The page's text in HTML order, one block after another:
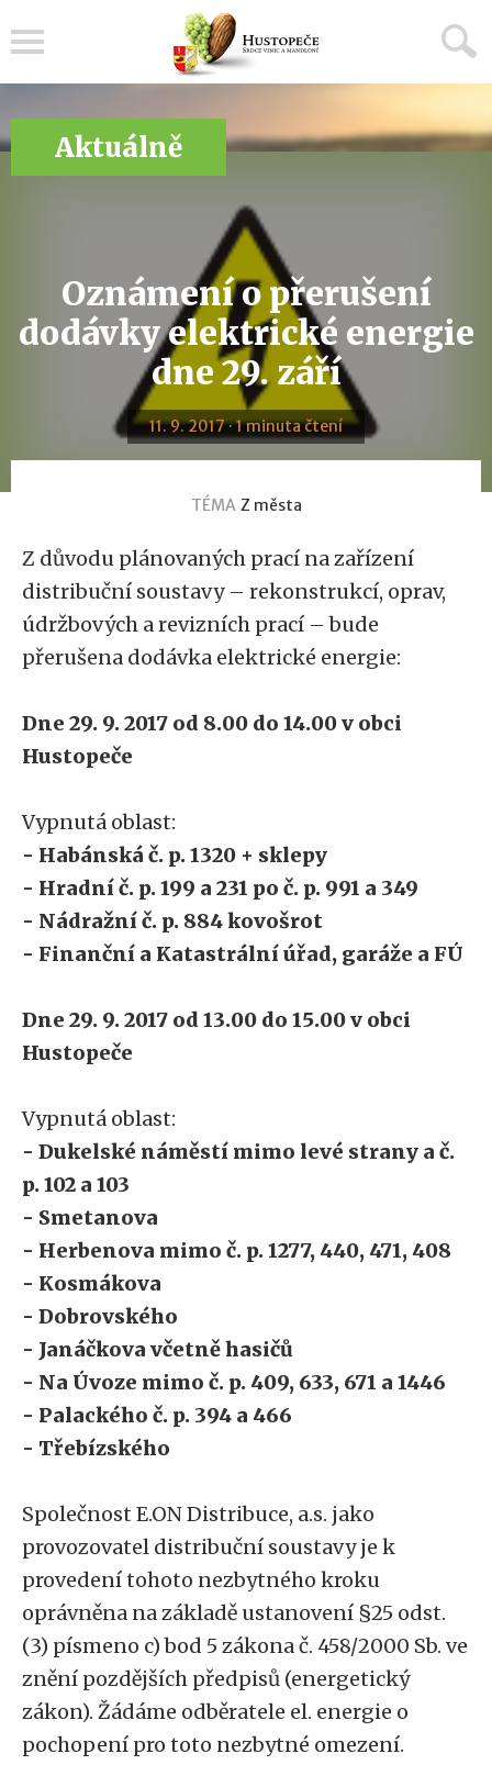
Aktuálně
Oznámení o přerušení
dodávky elektrické energie
dne 29. září
11. 9. 2017 · 1 minuta čtení
TÉMA Z města
Z důvodu plánovaných prací na zařízení
distribuční soustavy – rekonstrukcí, oprav,
údržbových a revizních prací – bude
přerušena dodávka elektrické energie:
Dne 29. 9. 2017 od 8.00 do 14.00 v obci
Hustopeče
Vypnutá oblast:
- Habánská č. p. 1320 + sklepy
- Hradní č. p. 199 a 231 po č. p. 991 a 349
- Nádražní č. p. 884 kovošrot
- Finanční a Katastrální úřad, garáže a FÚ
Dne 29. 9. 2017 od 13.00 do 15.00 v obci
Hustopeče
Vypnutá oblast:
- Dukelské náměstí mimo levé strany a č.
p. 102 a 103
- Smetanova
- Herbenova mimo č. p. 1277, 440, 471, 408
- Kosmákova
- Dobrovského
- Janáčkova včetně hasičů
- Na Úvoze mimo č. p. 409, 633, 671 a 1446
- Palackého č. p. 394 a 466
- Třebízského
Společnost E.ON Distribuce, a.s. jako
provozovatel distribuční soustavy je k
provedení tohoto nezbytného kroku
oprávněna na základě ustanovení §25 odst.
(3) písmeno c) bod 5 zákona č. 458/2000 Sb. ve
znění pozdějších předpisů (energetický
zákon). Žádáme odběratele el. energie o
pochopení pro toto nezbytné omezení.